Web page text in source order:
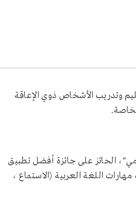
وتدريب الأشخاص ذوي الإعاقة
الحائز على جائزة أفضل تطبيق
اللغة العربية (الاستماع ،